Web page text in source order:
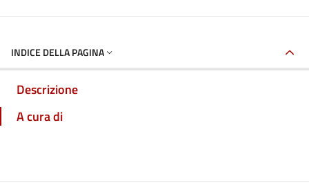
INDICE DELLA PAGINA
Descrizione
A cura di